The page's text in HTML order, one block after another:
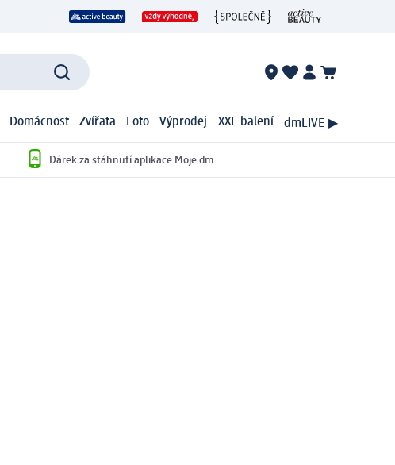
Domácnost Zvířata Foto Výprodej XXL balení dmLIVE ▶
Dárek za stáhnutí aplikace Moje dm